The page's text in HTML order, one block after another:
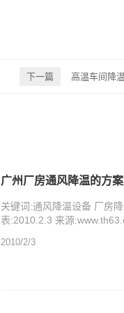
下一篇 高温车间降
广州厂房通风降温的方
关键词:通风降温设备 厂房
表:2010.2.3 来源
2010/2/3